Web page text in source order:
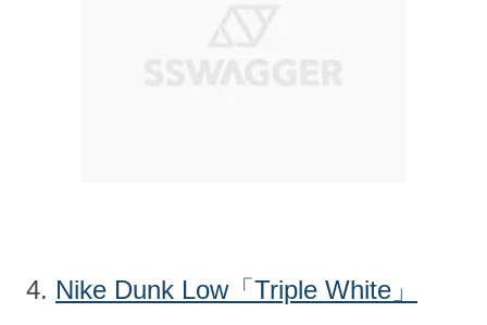
4. Nike Dunk Low「Triple White」